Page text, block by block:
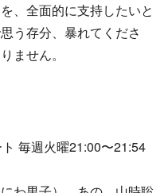
、全面的に支持したいと
う存分、暴れてくださ
ません。
毎週火曜21:00〜21:54